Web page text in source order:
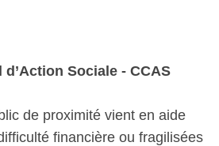
Sociale - CCAS
de proximité vient en aide
financière ou fragilisées